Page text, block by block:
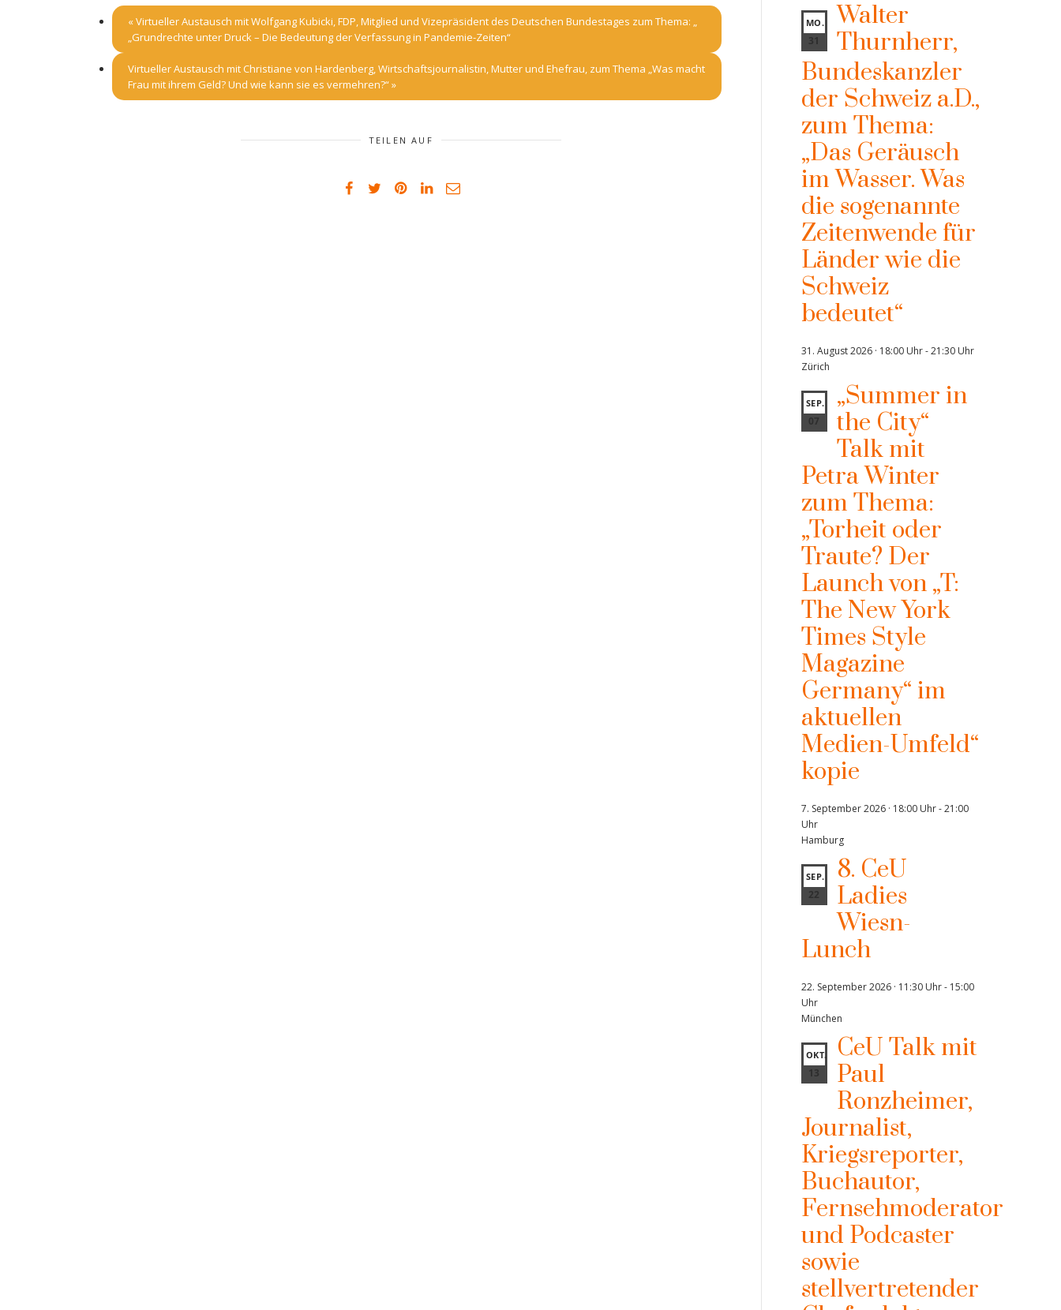
«Virtueller Austausch mit Wolfgang Kubicki, FDP, Mitglied und Vizepräsident des Deutschen Bundestages zum Thema: „
„Grundrechte unter Druck – Die Bedeutung der Verfassung in Pandemie-Zeiten“
Virtueller Austausch mit Christiane von Hardenberg, Wirtschaftsjournalistin, Mutter und Ehefrau, zum Thema „Was macht
Frau mit ihrem Geld? Und wie kann sie es vermehren?“»
TEILEN AUF
MO.
31
Walter
Thurnherr,
Bundeskanzler
der Schweiz a.D.,
zum Thema:
„Das Geräusch
im Wasser. Was
die sogenannte
Zeitenwende für
Länder wie die
Schweiz
bedeutet“
31. August 2026 · 18:00 Uhr-21:30 Uhr
Zürich
SEP.
07
„Summer in
the City“
Talk mit
Petra Winter
zum Thema:
„Torheit oder
Traute? Der
Launch von „T:
The New York
Times Style
Magazine
Germany“ im
aktuellen
Medien-Umfeld“
kopie
7. September 2026 · 18:00 Uhr-21:00
Uhr
Hamburg
SEP.
22
8. CeU
Ladies
Wiesn-
Lunch
22. September 2026 · 11:30 Uhr- 15:00
Uhr
München
OKT.
13
CeU Talk mit
Paul
Ronzheimer,
Journalist,
Kriegsreporter,
Buchautor,
Fernsehmoderator
und Podcaster
sowie
stellvertretender